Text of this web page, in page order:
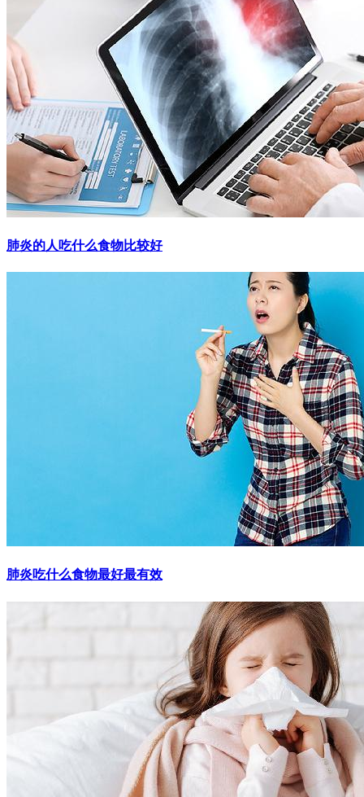
肺炎的人吃什么食物比较好
肺炎吃什么食物最好最有效